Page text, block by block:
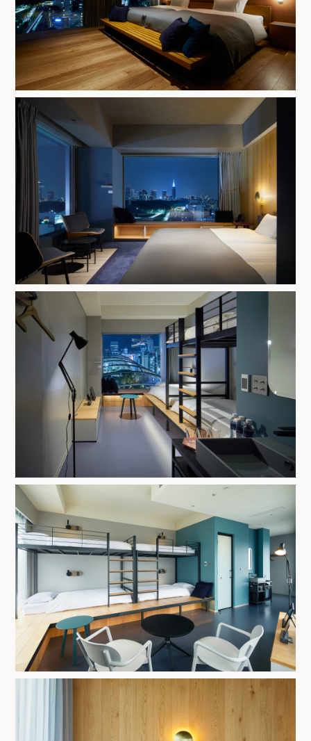
#Cafe
#Hotel #Restaurant
#Sanu
#% ARABICA
Contact